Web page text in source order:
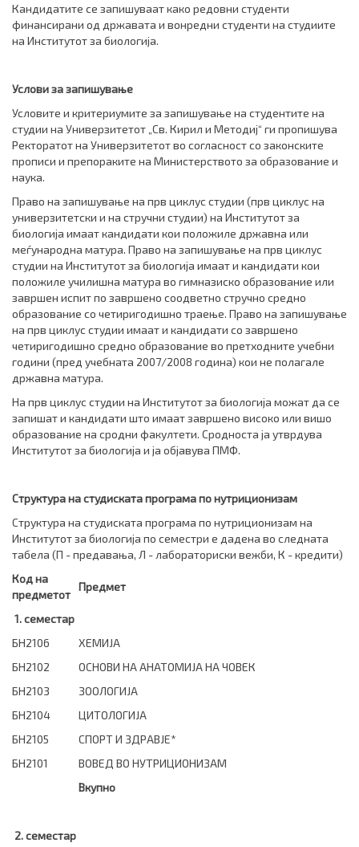
Кандидатите се запишуваат како редовни студенти
финансирани од државата и вонредни студенти на студиите
на Институтот за биологија.
Услови за запишување
Условите и критериумите за запишување на студентите на
студии на Универзитетот „Св. Кирил и Методиј“ ги пропишува
Ректоратот на Универзитетот во согласност со законските
прописи и препораките на Министерството за образование и
наука.
Право на запишување на прв циклус студии (прв циклус на
универзитетски и на стручни студии) на Институтот за
биологија имаат кандидати кои положиле државна или
меѓународна матура. Право на запишување на прв циклус
студии на Институтот за биологија имаат и кандидати кои
положиле училишна матура во гимназиско образование или
завршен испит по завршено соодветно стручно средно
образование со четиригодишно траење. Право на запишување
на прв циклус студии имаат и кандидати со завршено
четиригодишно средно образование во претходните учебни
години (пред учебната 2007/2008 година) кои не полагале
државна матура.
На прв циклус студии на Институтот за биологија можат да се
запишат и кандидати што имаат завршено високо или вишо
образование на сродни факултети. Сродноста ја утврдува
Институтот за биологија и ја објавува ПМФ.
Структура на студиската програма по нутриционизам
Структура на студиската програма по нутриционизам на
Институтот за биологија по семестри е дадена во следната
табела (П - предавања, Л - лабораториски вежби, К - кредити)
Код на
предметот
Предмет
1. семестар
БН2106
ХЕМИЈА
БН2102
ОСНОВИ НА АНАТОМИЈА НА ЧОВЕК
БН2103
ЗООЛОГИЈА
БН2104
ЦИТОЛОГИЈА
БН2105
СПОРТ И ЗДРАВЈЕ*
БН2101
ВОВЕД ВО НУТРИЦИОНИЗАМ
Вкупно
2. семестар